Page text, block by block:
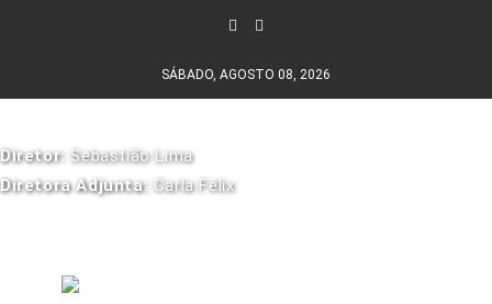
SÁBADO, AGOSTO 08, 2026
Diretor: Sebastião Lima
Diretora Adjunta: Carla Félix